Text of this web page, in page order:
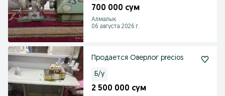
700 000 сум
Алмалык
06 августа 2026 г.
Продается Оверлог precios
Б/у
2 500 000 сум